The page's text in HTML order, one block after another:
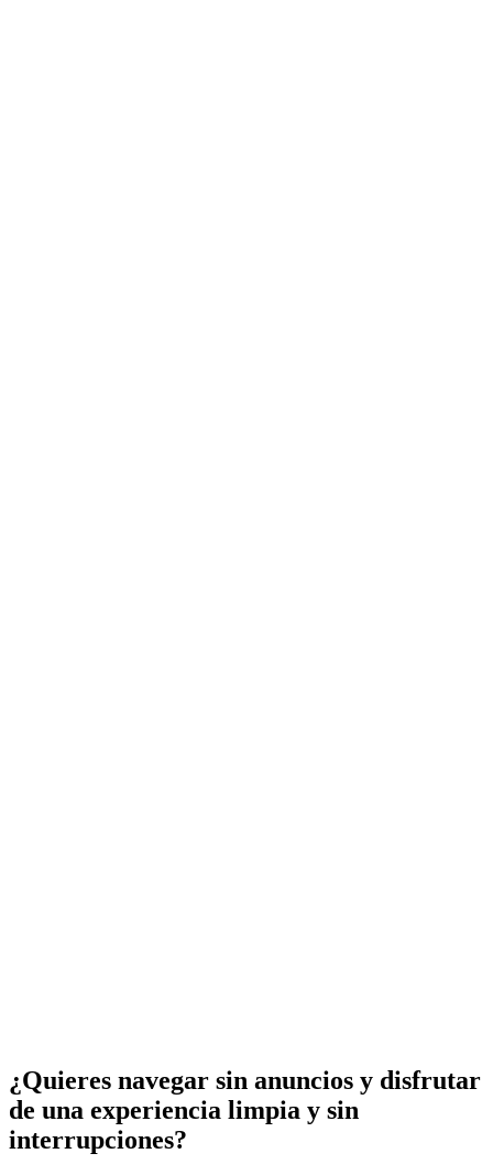
¿Quieres navegar sin anuncios y disfrutar
de una experiencia limpia y sin
interrupciones?